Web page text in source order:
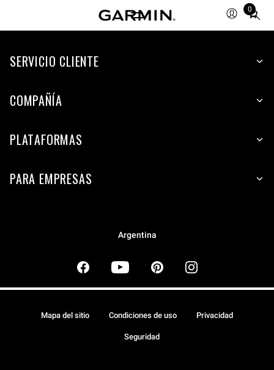
0
Total
items
cart:
SERVICIO CLIENTE
COMPAÑÍA
PLATAFORMAS
PARA EMPRESAS
Argentina
Mapa del sitio Condiciones de uso Privacidad
Seguridad